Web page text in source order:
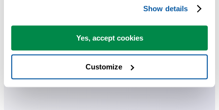
Show details
Yes, accept cookies
Customize
инструментов. Многие в итоге используют ASAP Utilities